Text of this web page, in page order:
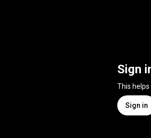
Sign
This
Sign in